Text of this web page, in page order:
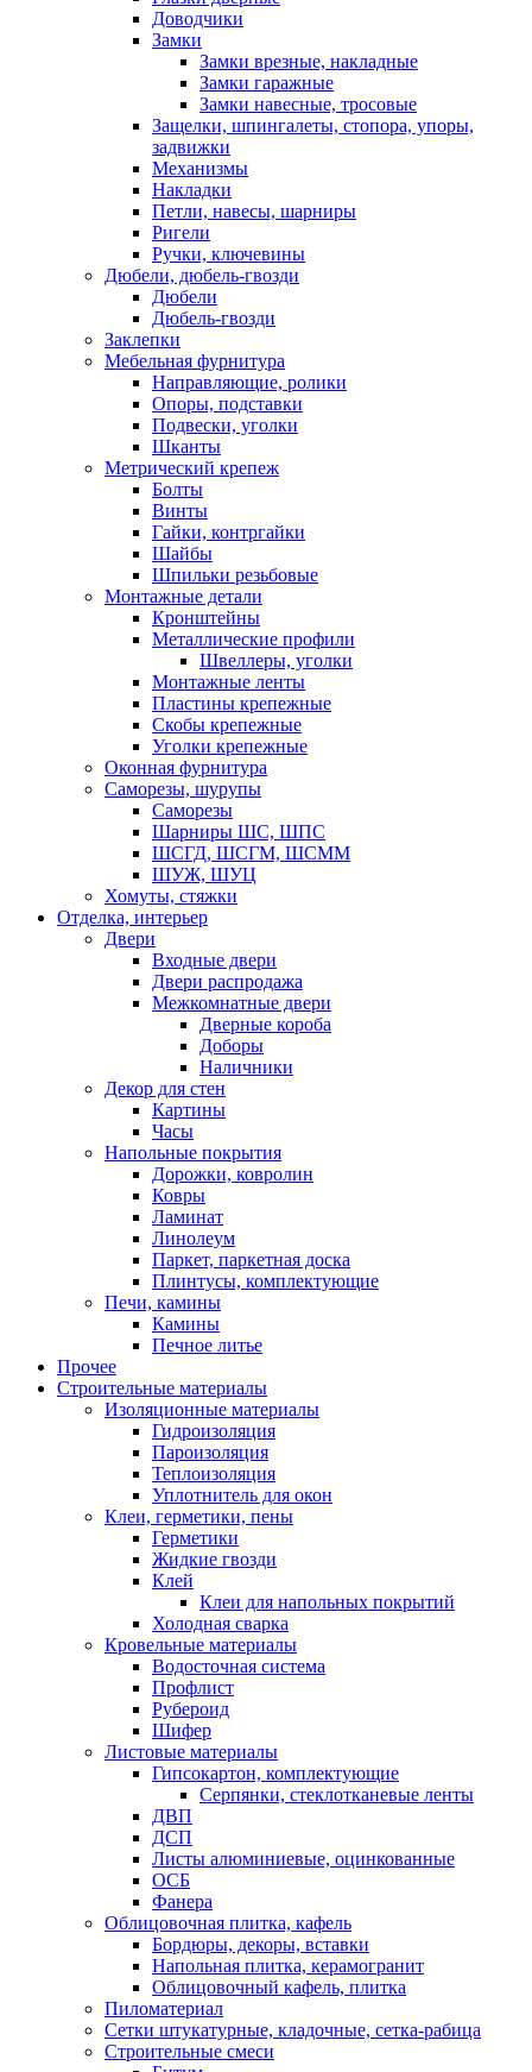
Доводчики
Замки
Замки врезные, накладные
Замки гаражные
Замки навесные, тросовые
Защелки, шпингалеты, стопора, упоры,
задвижки
Механизмы
Накладки
Петли, навесы, шарниры
Ригели
Ручки, ключевины
Дюбели, дюбель-гвозди
Дюбели
Дюбель-гвозди
Заклепки
Мебельная фурнитура
Направляющие, ролики
Опоры, подставки
Подвески, уголки
Шканты
Метрический крепеж
Болты
Винты
Гайки, контргайки
Шайбы
Шпильки резьбовые
Монтажные детали
Кронштейны
Металлические профили
Швеллеры, уголки
Монтажные ленты
Пластины крепежные
Скобы крепежные
Уголки крепежные
Оконная фурнитура
Саморезы, шурупы
Саморезы
Шарниры ШС, ШПС
ШСГД, ШСГМ, ШСММ
ШУЖ, ШУЦ
Хомуты, стяжки
Отделка, интерьер
Двери
Входные двери
Двери распродажа
Межкомнатные двери
Дверные короба
Доборы
Наличники
Декор для стен
Картины
Часы
Напольные покрытия
Дорожки, ковролин
Ковры
Ламинат
Линолеум
Паркет, паркетная доска
Плинтусы, комплектующие
Печи, камины
Камины
Печное литье
Прочее
Строительные материалы
Изоляционные материалы
Гидроизоляция
Пароизоляция
Теплоизоляция
Уплотнитель для окон
Клеи, герметики, пены
Герметики
Жидкие гвозди
Клей
Клеи для напольных покрытий
Холодная сварка
Кровельные материалы
Водосточная система
Профлист
Рубероид
Шифер
Листовые материалы
Гипсокартон, комплектующие
Серпянки, стеклотканевые ленты
ДВП
ДСП
Листы алюминиевые, оцинкованные
ОСБ
Фанера
Облицовочная плитка, кафель
Бордюры, декоры, вставки
Напольная плитка, керамогранит
Облицовочный кафель, плитка
Пиломатериал
Сетки штукатурные, кладочные, сетка-рабица
Строительные смеси